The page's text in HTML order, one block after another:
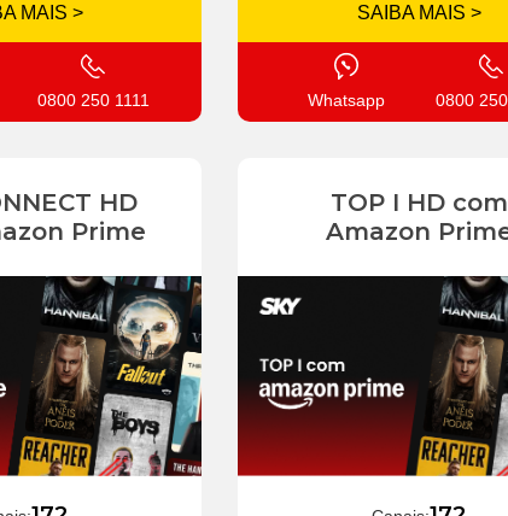
MAIS >
0800 250 1111
SAIBA MAIS >
Whatsapp 0800
HD
Prime
TOP I HD com
Amazon